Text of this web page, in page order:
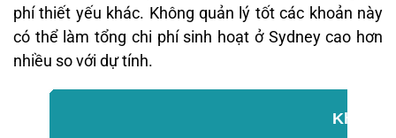
phí thiết yếu khác. Không quản lý tốt các khoản này
có thể làm tổng chi phí sinh hoạt ở Sydney cao hơn
nhiều so với dự tính.
Khoản